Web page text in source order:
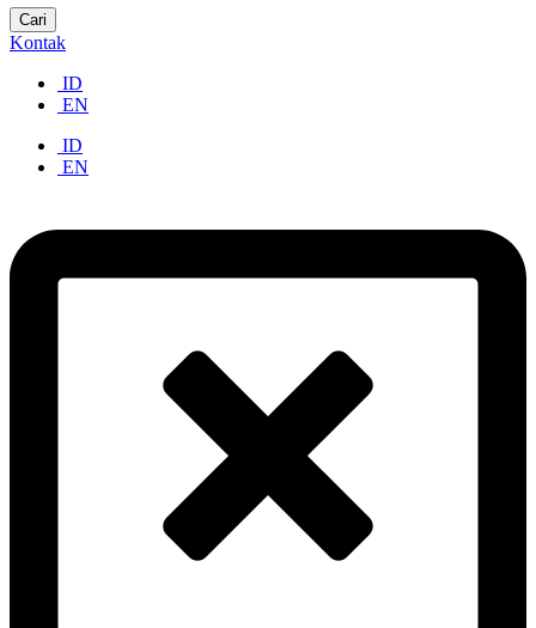
Cari
Kontak
ID
EN
ID
EN